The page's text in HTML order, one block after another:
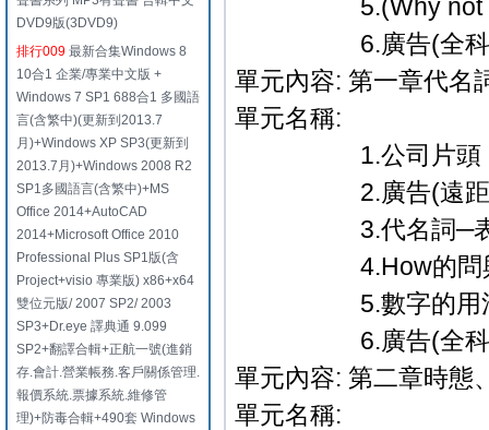
DVD9版(3DVD9)
排行009 最新合集Windows 8
10合1 企業/專業中文版 +
Windows 7 SP1 688合1 多國語
言(含繁中)(更新到2013.7
月)+Windows XP SP3(更新到
2013.7月)+Windows 2008 R2
SP1多國語言(含繁中)+MS
Office 2014+AutoCAD
2014+Microsoft Office 2010
Professional Plus SP1版(含
Project+visio 專業版) x86+x64
雙位元版/ 2007 SP2/ 2003
SP3+Dr.eye 譯典通 9.099
SP2+翻譯合輯+正航一號(進銷
存.會計.營業帳務.客戶關係管理.
報價系統.票據系統.維修管
理)+防毒合輯+490套 Windows
5.(Why not 及
6.廣告(全科教
單元內容: 第一章代名
單元名稱:
1.公司片頭．
2.廣告(遠距教
3.代名詞─表示
4.How的問
5.數字的用
6.廣告(全科教
單元內容: 第二章時態
單元名稱: